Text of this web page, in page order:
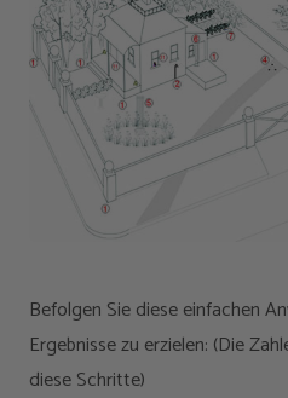
Befolgen Sie diese einfachen
Ergebnisse zu erzielen: (Die
diese Schritte)